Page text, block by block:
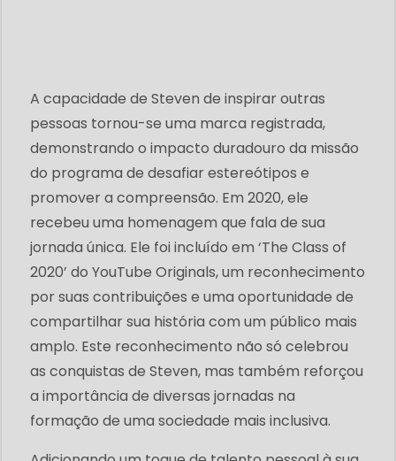
A capacidade de Steven de inspirar outras
pessoas tornou-se uma marca registrada,
demonstrando o impacto duradouro da missão
do programa de desafiar estereótipos e
promover a compreensão. Em 2020, ele
recebeu uma homenagem que fala de sua
jornada única. Ele foi incluído em ‘The Class of
2020’ do YouTube Originals, um reconhecimento
por suas contribuições e uma oportunidade de
compartilhar sua história com um público mais
amplo. Este reconhecimento não só celebrou
as conquistas de Steven, mas também reforçou
a importância de diversas jornadas na
formação de uma sociedade mais inclusiva.